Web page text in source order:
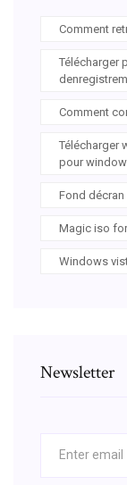
Comment
Télécharger
Comment
Télécharger
pour
Fond décran
Magic iso
Windows
Newsletter